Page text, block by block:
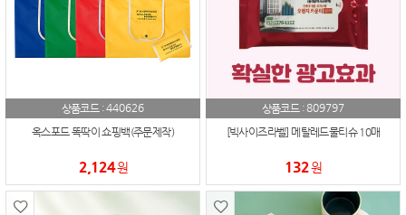
상품코드 :440626
옥스포드 똑딱이 쇼핑백(주문제작)
2,124원
상품코드 :809797
[빅사이즈라벨] 메탈레드물티슈 10매
132원